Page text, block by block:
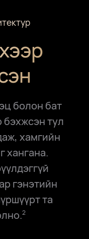
болон бат
бэхжсэн тул
хамгийн
хангана.
гэнэтийн
та
2